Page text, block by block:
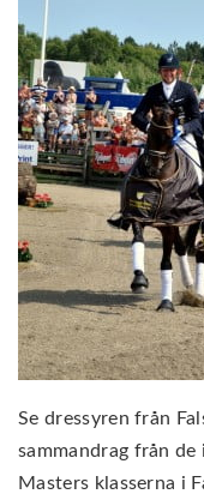
Se dressyren från
sammandrag från
Masters klasserna i